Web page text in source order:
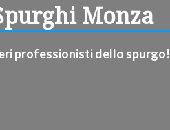
Monza
professionisti dello spurgo!